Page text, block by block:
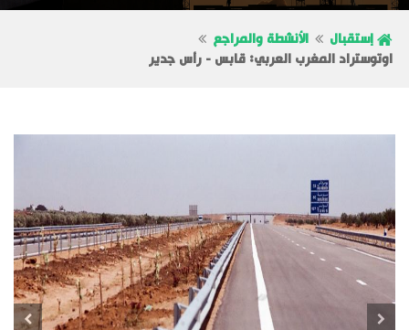
إستقبال
الأنشطة والمراجع
اوتوستراد المغرب العربي: قابس - رأس جدير